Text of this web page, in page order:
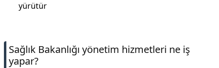
yürütür
Sağlık Bakanlığı yönetim hizmetleri ne iş
yapar?